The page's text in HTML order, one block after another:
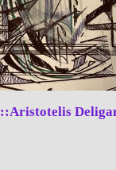
::Aristotelis